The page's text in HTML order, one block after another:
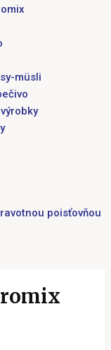
müsli
poisťovňou